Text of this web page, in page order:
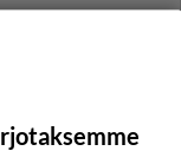
potku ja
sitä vaan
11 185